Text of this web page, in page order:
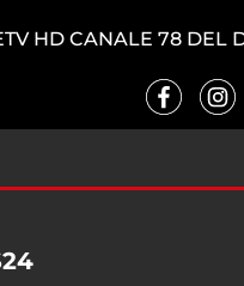
HD CANALE 78 DEL